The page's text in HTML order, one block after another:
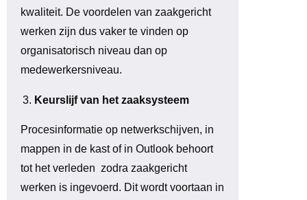
kwaliteit. De voordelen van zaakgericht
werken zijn dus vaker te vinden op
organisatorisch niveau dan op
medewerkersniveau.
Keurslijf van het zaaksysteem
Procesinformatie op netwerkschijven, in
mappen in de kast of in Outlook behoort
tot het verleden zodra zaakgericht
werken is ingevoerd. Dit wordt voortaan in